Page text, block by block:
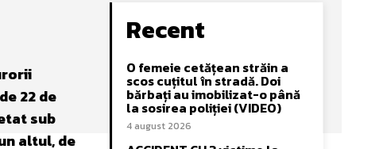
22 de
sub
altul, de
Recent
O femeie cetățean străin a
scos cuțitul în stradă. Doi
bărbați au imobilizat-o până
la sosirea poliției (VIDEO)
4 august 2026